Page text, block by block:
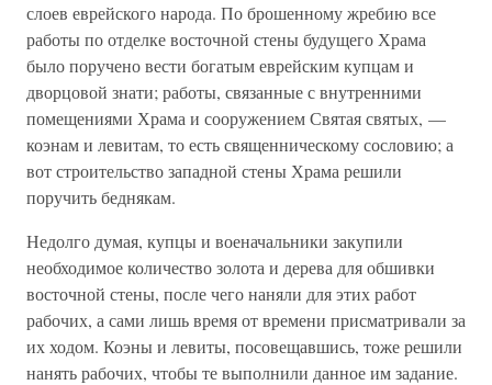
слоев еврейского народа. По брошенному жребию все
работы по отделке восточной стены будущего Храма
было поручено вести богатым еврейским купцам и
дворцовой знати; работы, связанные с внутренними
помещениями Храма и сооружением Святая святых, —
коэнам и левитам, то есть священническому сословию; а
вот строительство западной стены Храма решили
поручить беднякам.
Недолго думая, купцы и военачальники закупили
необходимое количество золота и дерева для обшивки
восточной стены, после чего наняли для этих работ
рабочих, а сами лишь время от времени присматривали за
их ходом. Коэны и левиты, посовещавшись, тоже решили
нанять рабочих, чтобы те выполнили данное им задание.